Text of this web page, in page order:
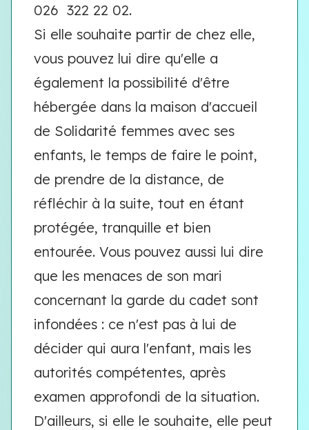
026 322 22 02.
Si elle souhaite partir de chez elle,
vous pouvez lui dire qu'elle a
également la possibilité d'être
hébergée dans la maison d'accueil
de Solidarité femmes avec ses
enfants, le temps de faire le point,
de prendre de la distance, de
réfléchir à la suite, tout en étant
protégée, tranquille et bien
entourée. Vous pouvez aussi lui dire
que les menaces de son mari
concernant la garde du cadet sont
infondées : ce n'est pas à lui de
décider qui aura l'enfant, mais les
autorités compétentes, après
examen approfondi de la situation.
D'ailleurs, si elle le souhaite, elle peut